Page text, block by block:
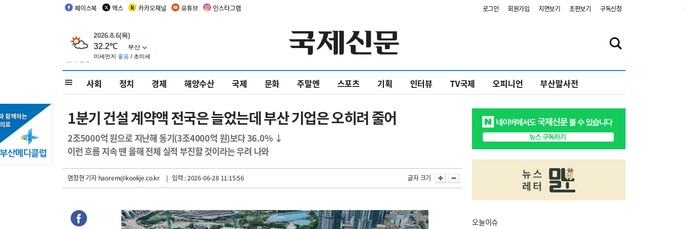
페이스북 엑스 카카오채널 유튜브 인스타그램 로그인 회원가입 지면보기 초판보기 구독신청
사회 정치 경제 해양수산 국제 문화 주말엔 스포츠 기획 인터뷰 TV국제 오피니언 부산말사전
1분기 건설 계약액 전국은 늘었는데 부산 기업은 오히려 줄어
2조5000억 원으로 지난해 동기(3조4000억 원)보다 36.0% ↓
이런 흐름 지속 땐 올해 전체 실적 부진할 것이라는 우려 나와
염창현 기자haorem@kookje.co.kr | 입력 : 2026-06-28 11:15:56 글자 크기
오늘이슈